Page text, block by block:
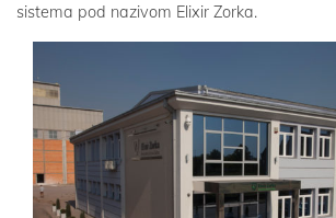
sistema pod nazivom Elixir Zorka.